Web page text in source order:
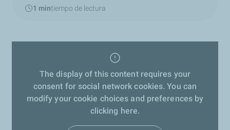
1 mintiempo de lectura
The display of this content requires your
consent for social network cookies. You can
modify your cookie choices and preferences by
clicking here.